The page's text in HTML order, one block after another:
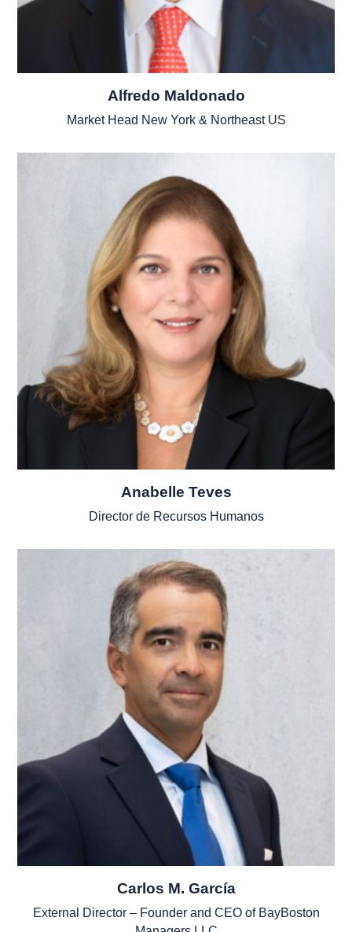
Alfredo Maldonado
Market Head New York & Northeast US
Anabelle Teves
Director de Recursos Humanos
Carlos M. García
External Director – Founder and CEO of BayBoston